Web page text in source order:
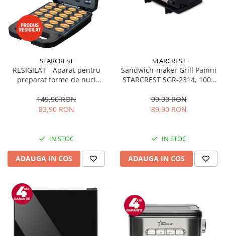
STARCREST
RESIGILAT - Aparat pentru
preparat forme de nuci
forme, 1400W, Indicator
luminos, Placi antiaderente,
149,90 RON
83,90 RON
IN STOC
ADAUGA IN COS
STARCREST
Sandwich-maker Grill Panini
STARCREST SGR-2314, 1000
Deschidere 180°, Suprafata
de gatire 23 x 14 cm, Negru
99,90 RON
89,90 RON
IN STOC
ADAUGA IN COS